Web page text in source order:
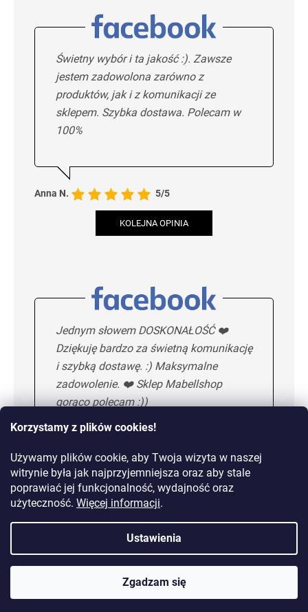
Korzystamy z plików cookies!
Używamy plików cookie, aby Twoja wizyta w naszej
witrynie była jak najprzyjemniejsza oraz aby stale
poprawiać jej funkcjonalność, wydajność oraz
użyteczność. Więcej informacji.
Ustawienia
Zgadzam się
Świetny wybór i ta jakość :). Zawsze
jestem zadowolona zarówno z
produktów, jak i z komunikacji ze
sklepem. Szybka dostawa. Polecam w
100%
Anna N. 5/5
KOLEJNA OPINIA
Jednym słowem DOSKONAŁOŚĆ ❤️
Dziękuję bardzo za świetną komunikację
i szybką dostawę. :) Maksymalne
zadowolenie. ❤️ Sklep Mabellshop
gorąco polecam :))
Maria H. 5/5
KOLEJNA OPINIA